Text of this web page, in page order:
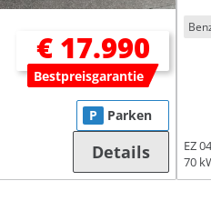
€ 17.990
Bestpreisgarantie
P Parken
Details EZ
70